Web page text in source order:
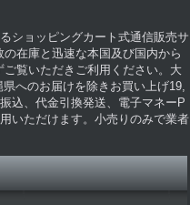
ショッピングカート式通信販売サ
在庫と迅速な本国及び国内から
ご覧いただきご利用ください。大
へのお届けを除きお買い上げ19,
込、代金引換発送、電子マネーP
いただけます。小売りのみで業者